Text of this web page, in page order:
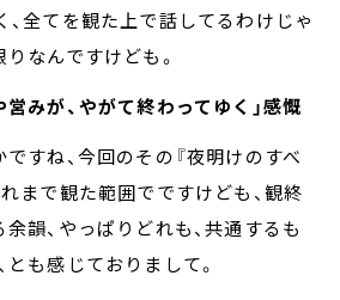
、全てを観た上で話してるわけじゃ
なんですけども。
みが、やがて終わってゆく」感慨
すね、今回のその『夜明けのすべ
まで観た範囲でですけども、観終
韻、やっぱりどれも、共通するも
も感じておりまして。